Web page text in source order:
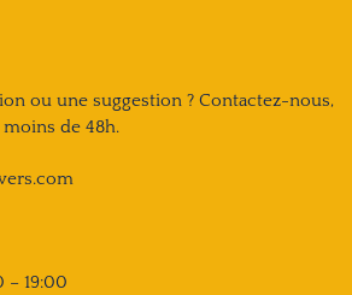
ou une suggestion ? Contactez-nous,
de 48h.
– 19:00